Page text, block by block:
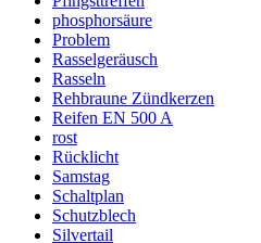
phosphorsäure
Problem
Rasselgeräusch
Rasseln
Rehbraune Zündkerzen
Reifen EN 500 A
rost
Rücklicht
Samstag
Schaltplan
Schutzblech
Silvertail